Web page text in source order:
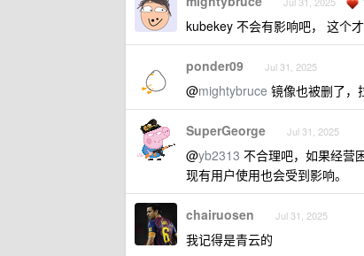
kubekey 不会有影响吧， 这个
ponder09 Jul 31, 2025
@mightybruce 镜像也被删了，
SuperGeorge Jul 31, 2025
@yb2313 不合理吧，如果经营
现有用户使用也会受到影响。
chairuosen Jul 31, 2025
我记得是青云的